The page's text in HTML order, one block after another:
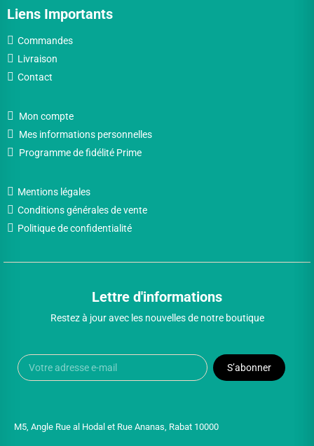
Liens Importants
Commandes
Livraison
Contact
Mon compte
Mes informations personnelles
Programme de fidélité Prime
Mentions légales
Conditions générales de vente
Politique de confidentialité
Lettre d'informations
Restez à jour avec les nouvelles de notre boutique
S’abonner
M5, Angle Rue al Hodal et Rue Ananas, Rabat 10000